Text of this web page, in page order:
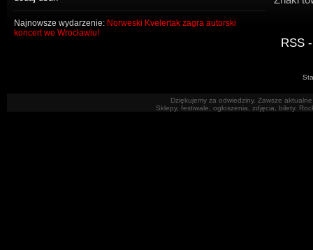
Najnowsze wydarzenie: Norweski Kvelertak zagra autorski
koncert we Wrocławiu!
RSS
Dziękujemy za odwiedziny. Zawsze
Sklepy, festiwale, ogłoszenia, zdjęcia, bilety.